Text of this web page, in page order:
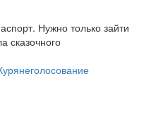
Нужно только зайти
сказочного
голосование